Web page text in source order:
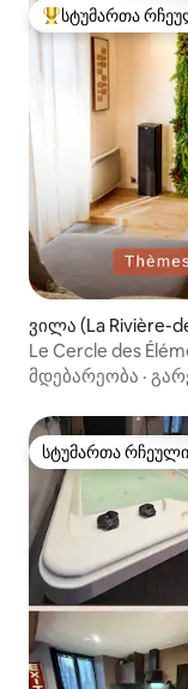
სტუმართა
სტუმართა
ვილა (La Rivière-
Le Cercle des
პარკირების
მდებარეობა ·
სტუმართა რჩეული
სტუმართა რჩეული